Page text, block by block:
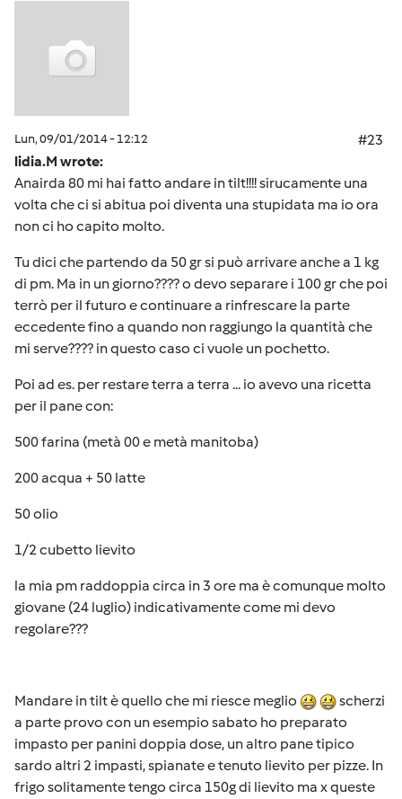
Lun, 09/01/2014 - 12:12
#23
lidia.M wrote:
Anairda 80 mi hai fatto andare in tilt!!!! sirucamente una
volta che ci si abitua poi diventa una stupidata ma io ora
non ci ho capito molto.
Tu dici che partendo da 50 gr si può arrivare anche a 1 kg
di pm. Ma in un giorno???? o devo separare i 100 gr che poi
terrò per il futuro e continuare a rinfrescare la parte
eccedente fino a quando non raggiungo la quantità che
mi serve???? in questo caso ci vuole un pochetto.
Poi ad es. per restare terra a terra ... io avevo una ricetta
per il pane con:
500 farina (metà 00 e metà manitoba)
200 acqua + 50 latte
50 olio
1/2 cubetto lievito
la mia pm raddoppia circa in 3 ore ma è comunque molto
giovane (24 luglio) indicativamente come mi devo
regolare???
Mandare in tilt è quello che mi riesce meglio
scherzi
a parte provo con un esempio sabato ho preparato
impasto per panini doppia dose, un altro pane tipico
sardo altri 2 impasti, spianate e tenuto lievito per pizze. In
frigo solitamente tengo circa 150g di lievito ma x queste